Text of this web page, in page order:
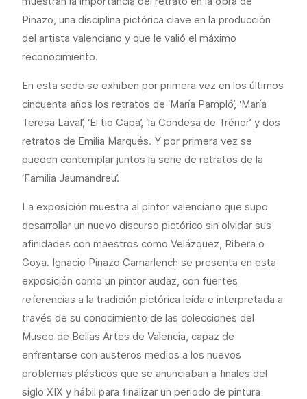
Pinazo, una disciplina pictórica clave en la producción
del artista valenciano y que le valió el máximo
reconocimiento.
En esta sede se exhiben por primera vez en los últimos
cincuenta años los retratos de ‘María Pampló’, ‘María
Teresa Laval’, ‘El tio Capa’, ‘la Condesa de Trénor’ y dos
retratos de Emilia Marqués. Y por primera vez se
pueden contemplar juntos la serie de retratos de la
‘Familia Jaumandreu’.
La exposición muestra al pintor valenciano que supo
desarrollar un nuevo discurso pictórico sin olvidar sus
afinidades con maestros como Velázquez, Ribera o
Goya. Ignacio Pinazo Camarlench se presenta en esta
exposición como un pintor audaz, con fuertes
referencias a la tradición pictórica leída e interpretada a
través de su conocimiento de las colecciones del
Museo de Bellas Artes de Valencia, capaz de
enfrentarse con austeros medios a los nuevos
problemas plásticos que se anunciaban a finales del
siglo XIX y hábil para finalizar un periodo de pintura